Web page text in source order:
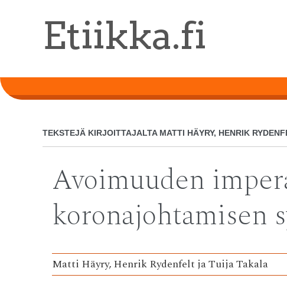
Etiikka.fi
TEKSTEJÄ KIRJOITTAJALTA MATTI HÄYRY, HENRIK
Avoimuuden
koronajohtamisen
Matti Häyry, Henrik Rydenfelt ja Tuija Takala